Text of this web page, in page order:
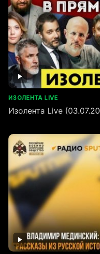
ИЗОЛЕНТА LIVE
Изолента Live